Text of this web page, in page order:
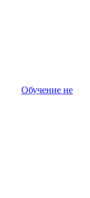
Обучение не